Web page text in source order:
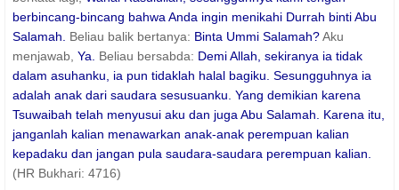
berbincang-bincang bahwa Anda ingin menikahi Durrah binti Abu
Salamah.
Beliau balik bertanya: Binta Ummi Salamah?Aku
menjawab, Ya. Beliau bersabda: Demi Allah, sekiranya ia tidak
dalam asuhanku, ia pun tidaklah halal bagiku. Sesungguhnya ia
adalah anak dari saudara sesusuanku. Yang demikian karena
Tsuwaibah telah menyusui aku dan juga Abu Salamah. Karena itu,
janganlah kalian menawarkan anak-anak perempuan kalian
kepadaku dan jangan pula saudara-saudara perempuan kalian.
(HR Bukhari: 4716)